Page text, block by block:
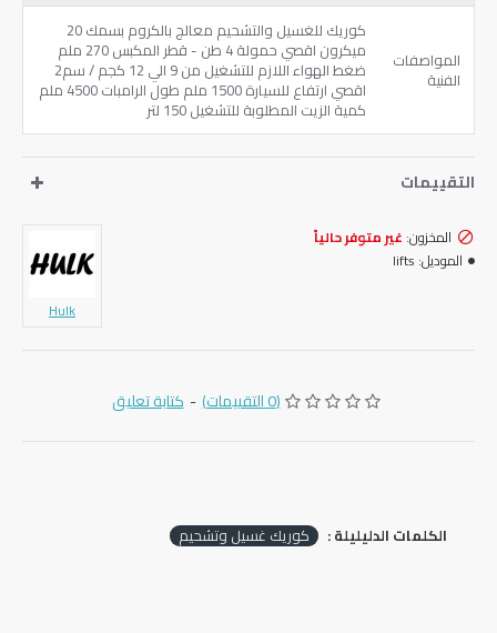
المواصفات
الفنية
ميكرون ‏اقصي حمولة ‎4‏ طن ‏- ‏قطر المكبس ‎270‏ ملم
‏اقصي ارتفاع للسيارة ‎1500‏ ملم ‏طول الرامبات ‎4500‏ ملم
‏كمية الزيت المطلوبة للتشغيل ‎150‏ لتر
التقييمات
المخزون: غير متوفر حالياً
الموديل: lifts
Hulk
(0 التقييمات) - كتابة تعليق
الكلمات الدليليلة : كوريك غسيل وتشحيم